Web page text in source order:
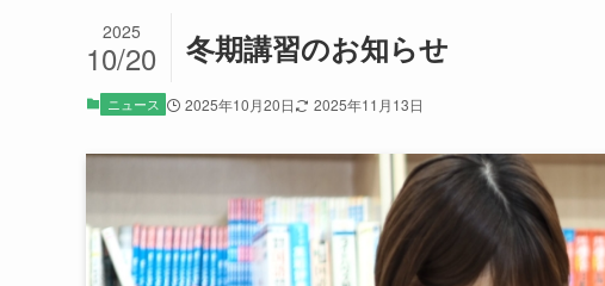
冬期講習のお知らせ
2025
10/20
ニュース 2025年10月20日 2025年11月13日